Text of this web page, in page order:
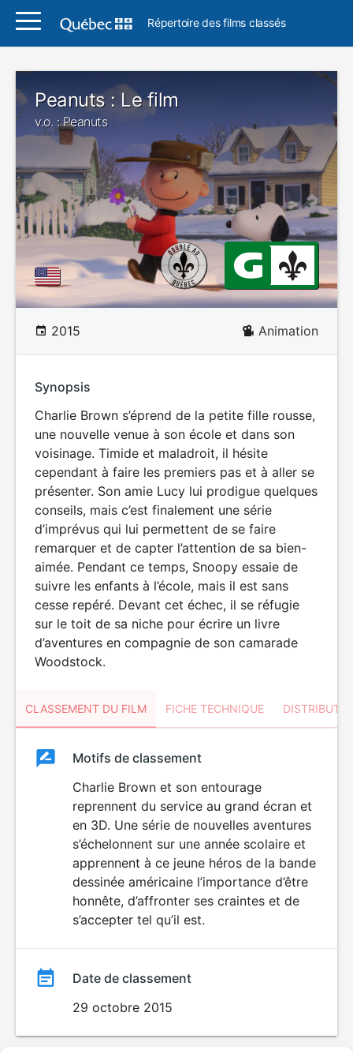
Répertoire des films classés
Peanuts : Le film
v.o. : Peanuts
2015 Animation
Synopsis
Charlie Brown s’éprend de la petite fille rousse,
une nouvelle venue à son école et dans son
voisinage. Timide et maladroit, il hésite
cependant à faire les premiers pas et à aller se
présenter. Son amie Lucy lui prodigue quelques
conseils, mais c’est finalement une série
d’imprévus qui lui permettent de se faire
remarquer et de capter l’attention de sa bien-
aimée. Pendant ce temps, Snoopy essaie de
suivre les enfants à l’école, mais il est sans
cesse repéré. Devant cet échec, il se réfugie
sur le toit de sa niche pour écrire un livre
d’aventures en compagnie de son camarade
Woodstock.
CLASSEMENT DU FILM FICHE TECHNIQUE
ClassementClassement
Motifs de classement
Charlie Brown et son entourage
reprennent du service au grand écran et
en 3D. Une série de nouvelles aventures
s’échelonnent sur une année scolaire et
apprennent à ce jeune héros de la bande
dessinée américaine l’importance d’être
honnête, d’affronter ses craintes et de
s’accepter tel qu’il est.
Date de classement
29 octobre 2015